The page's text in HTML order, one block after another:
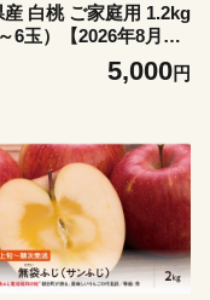
産 白桃 ご家庭用 1.2kg
6玉）【2026年8月上
9月中旬発送】 山形県
ルーツ 桃 モモ もも
5,000円